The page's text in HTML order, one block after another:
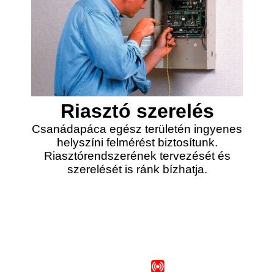
Riasztó szerelés
Csanádapáca egész területén ingyenes
helyszíni felmérést biztosítunk.
Riasztórendszerének tervezését és
szerelését is ránk bízhatja.